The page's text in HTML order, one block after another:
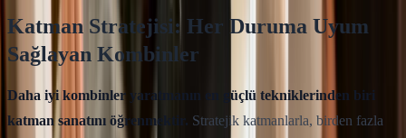
Katman Stratejisi: Her Duruma Uyum
Sağlayan Kombinler
Daha iyi kombinler yaratmanın en güçlü tekniklerinden biri
katman sanatını öğrenmektir. Stratejik katmanlarla, birden fazla